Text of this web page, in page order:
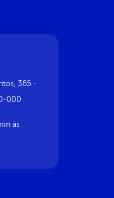
365 -
000
às